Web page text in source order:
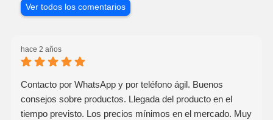
Ver todos los comentarios
hace 2 años
Contacto por WhatsApp y por teléfono ágil. Buenos
consejos sobre productos. Llegada del producto en el
tiempo previsto. Los precios mínimos en el mercado. Muy